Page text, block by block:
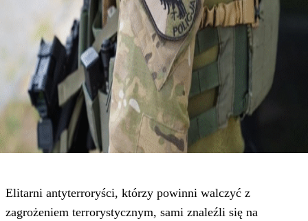
Elitarni antyterroryści, którzy powinni walczyć z
zagrożeniem terrorystycznym, sami znaleźli się na